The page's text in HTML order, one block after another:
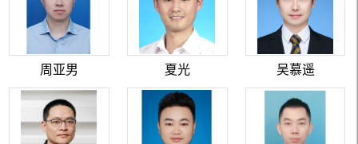
周亚男 夏光 吴慕遥